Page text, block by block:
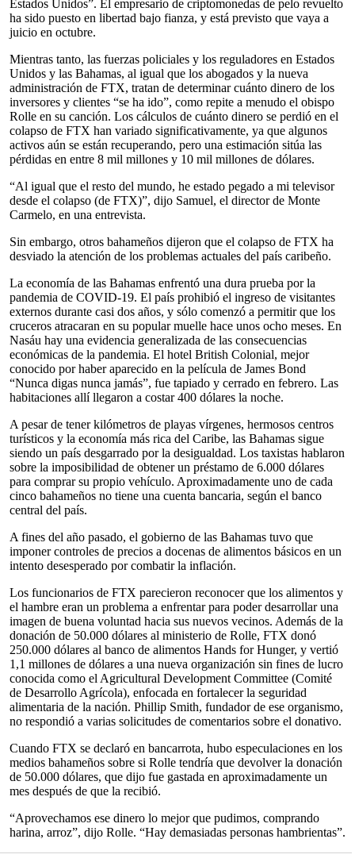
Estados Unidos”. El empresario de criptomonedas de pelo revuelto
ha sido puesto en libertad bajo fianza, y está previsto que vaya a
juicio en octubre.
Mientras tanto, las fuerzas policiales y los reguladores en Estados
Unidos y las Bahamas, al igual que los abogados y la nueva
administración de FTX, tratan de determinar cuánto dinero de los
inversores y clientes “se ha ido”, como repite a menudo el obispo
Rolle en su canción. Los cálculos de cuánto dinero se perdió en el
colapso de FTX han variado significativamente, ya que algunos
activos aún se están recuperando, pero una estimación sitúa las
pérdidas en entre 8 mil millones y 10 mil millones de dólares.
“Al igual que el resto del mundo, he estado pegado a mi televisor
desde el colapso (de FTX)”, dijo Samuel, el director de Monte
Carmelo, en una entrevista.
Sin embargo, otros bahameños dijeron que el colapso de FTX ha
desviado la atención de los problemas actuales del país caribeño.
La economía de las Bahamas enfrentó una dura prueba por la
pandemia de COVID-19. El país prohibió el ingreso de visitantes
externos durante casi dos años, y sólo comenzó a permitir que los
cruceros atracaran en su popular muelle hace unos ocho meses. En
Nasáu hay una evidencia generalizada de las consecuencias
económicas de la pandemia. El hotel British Colonial, mejor
conocido por haber aparecido en la película de James Bond
“Nunca digas nunca jamás”, fue tapiado y cerrado en febrero. Las
habitaciones allí llegaron a costar 400 dólares la noche.
A pesar de tener kilómetros de playas vírgenes, hermosos centros
turísticos y la economía más rica del Caribe, las Bahamas sigue
siendo un país desgarrado por la desigualdad. Los taxistas hablaron
sobre la imposibilidad de obtener un préstamo de 6.000 dólares
para comprar su propio vehículo. Aproximadamente uno de cada
cinco bahameños no tiene una cuenta bancaria, según el banco
central del país.
A fines del año pasado, el gobierno de las Bahamas tuvo que
imponer controles de precios a docenas de alimentos básicos en un
intento desesperado por combatir la inflación.
Los funcionarios de FTX parecieron reconocer que los alimentos y
el hambre eran un problema a enfrentar para poder desarrollar una
imagen de buena voluntad hacia sus nuevos vecinos. Además de la
donación de 50.000 dólares al ministerio de Rolle, FTX donó
250.000 dólares al banco de alimentos Hands for Hunger, y vertió
1,1 millones de dólares a una nueva organización sin fines de lucro
conocida como el Agricultural Development Committee (Comité
de Desarrollo Agrícola), enfocada en fortalecer la seguridad
alimentaria de la nación. Phillip Smith, fundador de ese organismo,
no respondió a varias solicitudes de comentarios sobre el donativo.
Cuando FTX se declaró en bancarrota, hubo especulaciones en los
medios bahameños sobre si Rolle tendría que devolver la donación
de 50.000 dólares, que dijo fue gastada en aproximadamente un
mes después de que la recibió.
“Aprovechamos ese dinero lo mejor que pudimos, comprando
harina, arroz”, dijo Rolle. “Hay demasiadas personas hambrientas”.